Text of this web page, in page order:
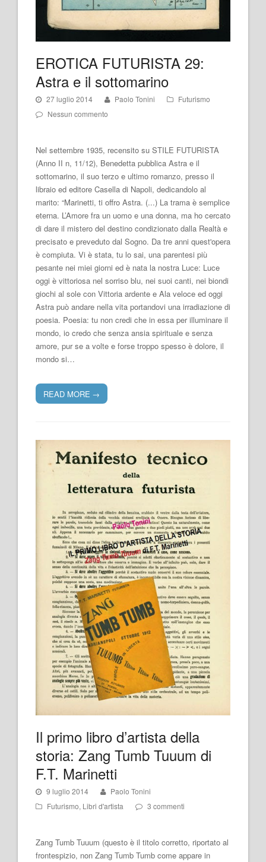
EROTICA FUTURISTA 29:
Astra e il sottomarino
27 luglio 2014 Paolo Tonini
Futurismo
Nessun commento
Nel settembre 1935, recensito su STILE FUTURISTA
(Anno II n, 11/12), Benedetta pubblica Astra e il
sottomarino, il suo terzo e ultimo romanzo, presso il
libraio ed editore Casella di Napoli, dedicandolo al
marito: “Marinetti, ti offro Astra. (...) La trama è semplice
eterna. L’Amore fra un uomo e una donna, ma ho cercato
di dare il mistero del destino condizionato dalla Realtà e
precisato e preveduto dal Sogno. Da tre anni quest'opera
è compiuta. Vi è stata, tu lo sai, una parentesi più
pesante nei miei giorni ed è nata la nostra Luce: Luce
oggi è vittoriosa nel sorriso blu, nei suoi canti, nei biondi
giochi al sole con Vittoria ardente e Ala veloce ed oggi
Astra può andare nella vita portandovi una irradiazione di
poesia. Poesia: tu non credi che in essa per illuminare il
mondo, io credo che senza ansia spirituale e senza
amore, pur se a volte e forse troppo spesso è dolore, il
mondo si…
READ MORE →
Il primo libro d’artista della
storia: Zang Tumb Tuuum di
F.T. Marinetti
9 luglio 2014
Paolo Tonini
Futurismo, Libri d'artista 3 commenti
Zang Tumb Tuuum (questo è il titolo corretto, riportato al
frontespizio, non Zang Tumb Tumb come appare in